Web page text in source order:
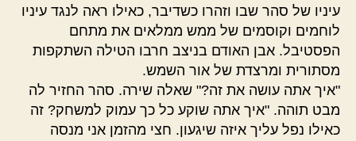
עיניו של סהר שבו וזהרו כשדיבר, כאילו ראה לנגד עיניו
לוחמים וקוסמים של ממש ממלאים את מתחם
הפסטיבל. אבן האודם בניצב חרבו הטילה השתקפות
מסתורית ומרצדת של אור השמש.
"איך אתה עושה את זה?" שאלה שירה. סהר החזיר לה
מבט תוהה. "איך אתה שוקע כל כך עמוק למשחק? זה
כאילו נפל עליך איזה שיגעון. חצי מהזמן אני מנסה